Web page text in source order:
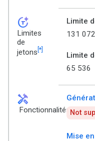
token_auto
Limites
de
jetons [*]
Limite
131 072
Limite
65 536
handyman
Fonctionnalités Not
Mise